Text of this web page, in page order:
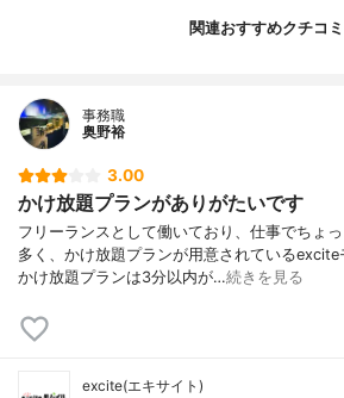
関連おすすめクチコミ
事務職
奥野裕
3.00
かけ放題プランがありがたいです
フリーランスとして働いており、仕事でちょ
多く、かけ放題プランが用意されているexcite
かけ放題プランは3分以内が…続きを見る
excite(エキサイト)